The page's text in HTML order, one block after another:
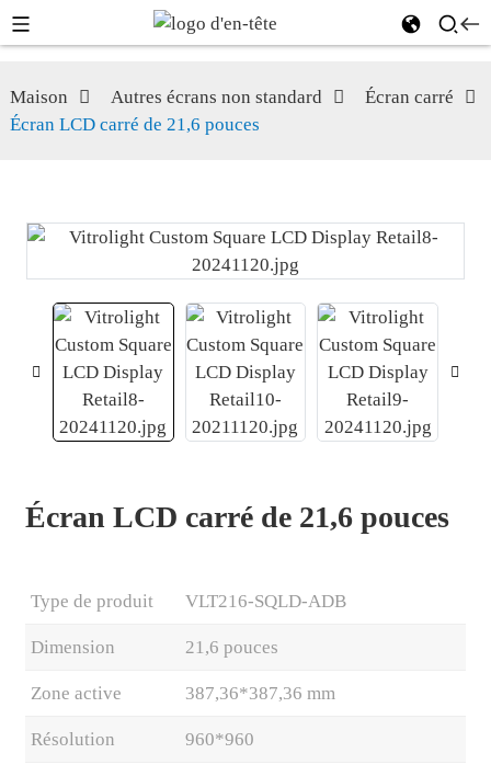
Maison Autres écrans non standard
Écran carré
Écran LCD carré de 21,6 pouces
Écran LCD carré de 21,6 pouces
Type de produit VLT216-SQLD-ADB
Dimension 21,6 pouces
Zone active 387,36*387,36 mm
Résolution 960*960